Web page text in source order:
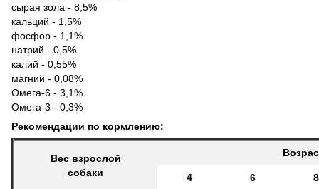
сырая зола - 8,5%
кальций - 1,5%
фосфор - 1,1%
натрий - 0,5%
калий - 0,55%
магний - 0,08%
Омега-6 - 3,1%
Омега-3 - 0,3%
Рекомендации по кормлению:
Вес взрослой
собаки
4 6 8